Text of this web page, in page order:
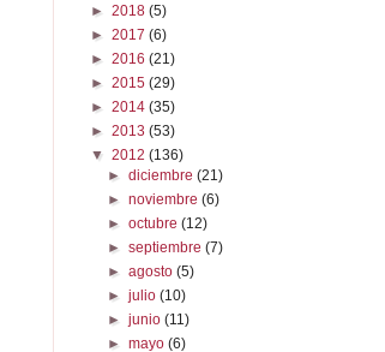
► 2018 (5)
► 2017 (6)
► 2016 (21)
► 2015 (29)
► 2014 (35)
► 2013 (53)
▼ 2012 (136)
►diciembre(21)
►noviembre(6)
►octubre(12)
►septiembre(7)
►agosto(5)
►julio(10)
►junio(11)
►mayo(6)